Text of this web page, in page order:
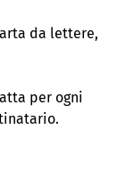
da lettere,
per ogni